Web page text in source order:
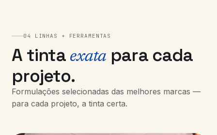
04 LINHAS + FERRAMENTAS
A tinta exata para cada
projeto.
Formulações selecionadas das melhores marcas —
para cada projeto, a tinta certa.